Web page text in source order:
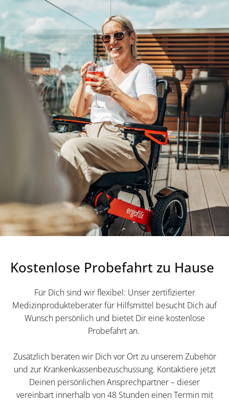
Kostenlose Probefahrt zu Hause
Für Dich sind wir flexibel: Unser zertifizierter
Medizinprodukteberater für Hilfsmittel besucht Dich auf
Wunsch persönlich und bietet Dir eine kostenlose
Probefahrt an.
Zusätzlich beraten wir Dich vor Ort zu unserem Zubehör
und zur Krankenkassenbezuschussung. Kontaktiere jetzt
Deinen persönlichen Ansprechpartner – dieser
vereinbart innerhalb von 48 Stunden einen Termin mit